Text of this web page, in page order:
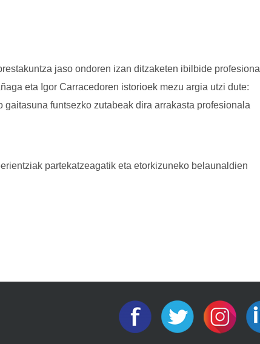
jaso ondoren izan ditzaketen ibilbide profesional
eta Igor Carracedoren istorioek mezu argia utzi dute:
funtsezko zutabeak dira arrakasta profesionala
partekatzeagatik eta etorkizuneko belaunaldien